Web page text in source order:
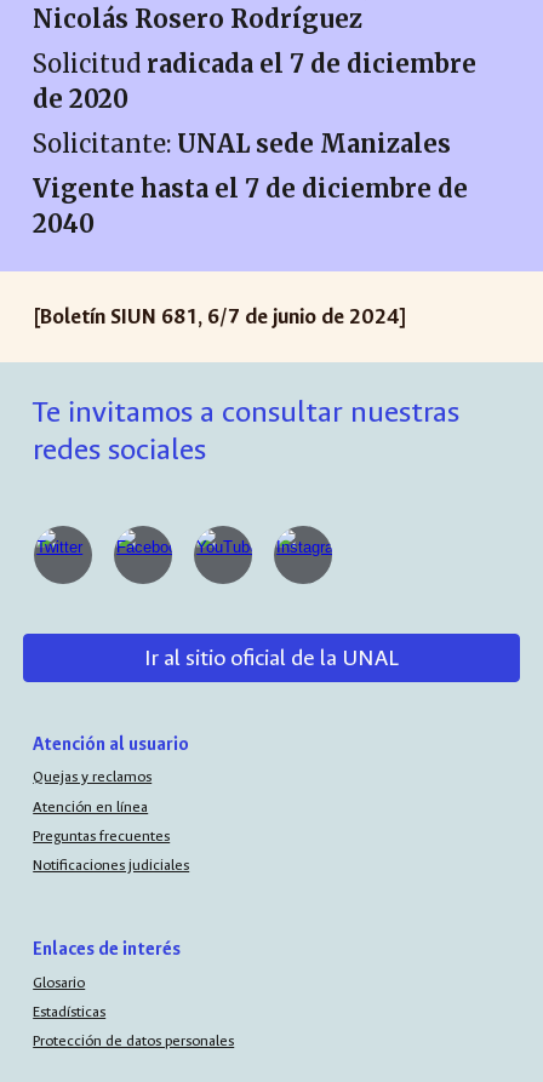
Nicolás Rosero Rodríguez
Solicitud radicada el 7 de diciembre
de 2020
Solicitante: UNAL sede Manizales
Vigente hasta el 7 de diciembre de
2040
[Boletín SIUN 681, 6/7 de junio de 2024]
Te invitamos a consultar nuestras
redes sociales
Ir al sitio oficial de la UNAL
Atención al usuario
Quejas y reclamos
Atención en línea
Preguntas frecuentes
Notificaciones judiciales
Enlaces de interés
Glosario
Estadísticas
Protección de datos personales